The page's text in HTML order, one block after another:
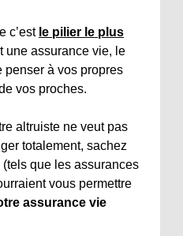
c’est le pilier le plus
une assurance vie, le
penser à vos propres
vos proches.
altruiste ne veut pas
totalement, sachez
que les assurances
vous permettre
assurance vie